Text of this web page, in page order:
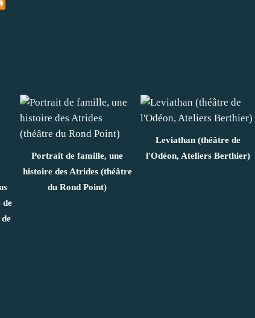
de
Portrait de famille, une
histoire des Atrides (théâtre
du Rond Point)
Leviathan (théâtre de
l'Odéon, Ateliers Berthier)